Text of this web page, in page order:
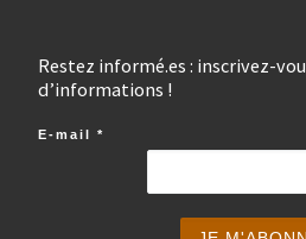
Restez informé.es : inscrivez-
d’informations !
E-mail *